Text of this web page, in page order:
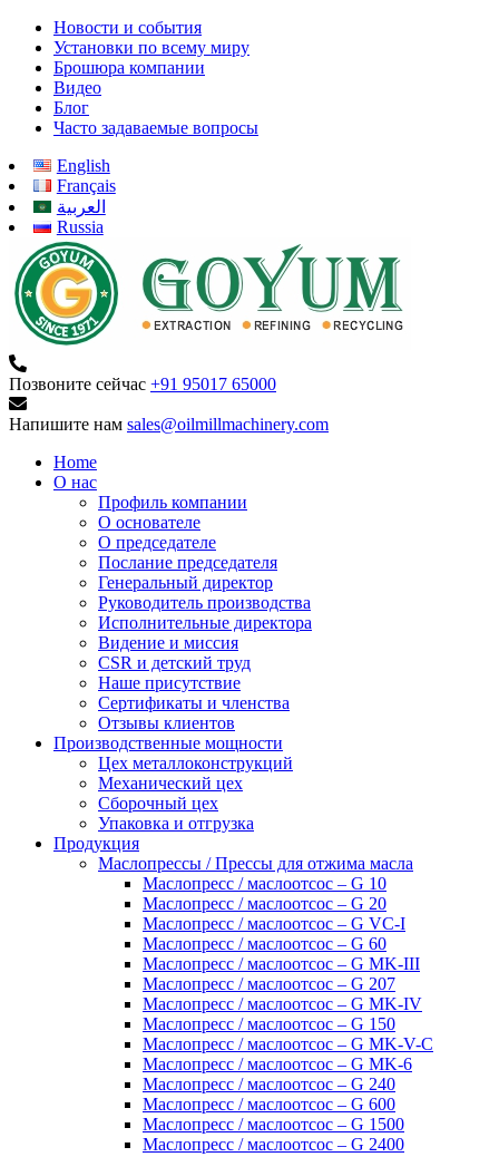
Новости и события
Установки по всему миру
Брошюра компании
Видео
Блог
Часто задаваемые вопросы
English
Français
العربية
Russia
Позвоните сейчас +91 95017 65000
Напишите нам sales@oilmillmachinery.com
Home
О нас
Профиль компании
О основателе
О председателе
Послание председателя
Генеральный директор
Руководитель производства
Исполнительные директора
Видение и миссия
CSR и детский труд
Наше присутствие
Сертификаты и членства
Отзывы клиентов
Производственные мощности
Цех металлоконструкций
Механический цех
Сборочный цех
Упаковка и отгрузка
Продукция
Маслопрессы / Прессы для отжима масла
Маслопресс / маслоотсос – G 10
Маслопресс / маслоотсос – G 20
Маслопресс / маслоотсос – G VC-I
Маслопресс / маслоотсос – G 60
Маслопресс / маслоотсос – G MK-III
Маслопресс / маслоотсос – G 207
Маслопресс / маслоотсос – G MK-IV
Маслопресс / маслоотсос – G 150
Маслопресс / маслоотсос – G MK-V-C
Маслопресс / маслоотсос – G MK-6
Маслопресс / маслоотсос – G 240
Маслопресс / маслоотсос – G 600
Маслопресс / маслоотсос – G 1500
Маслопресс / маслоотсос – G 2400